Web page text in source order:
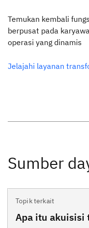
Temukan kembali
berpusat pada
operasi yang dinamis
Jelajahi layanan
Topik terkait
Apa itu akuisisi